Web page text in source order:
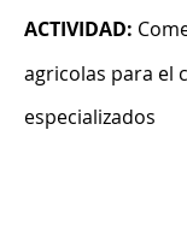
ACTIVIDAD:
agricolas para el
especializados